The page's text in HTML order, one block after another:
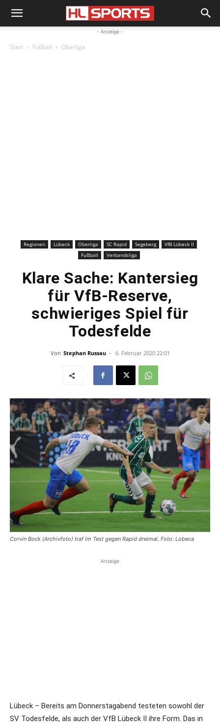
- Anzeige -
Start Fußball Oberliga
Regionen Lübeck Oberliga SC Rapid Segeberg
VfB Lübeck II
Fußball
Verbandsliga
Klare Sache: Kantersieg
für VfB-Reserve,
schwieriges Spiel für
Todesfelde
Von Stephan Russau - 6. Februar 2020 22:01
Corvin Bock (Archivfoto) traf im Test gegen Rapid dreimal. Foto: Lobeca
Anzeige
Lübeck – Bereits am Donnerstagabend testeten sowohl der
SV Todesfelde, als auch der VfB Lübeck II ihre Form. Das in